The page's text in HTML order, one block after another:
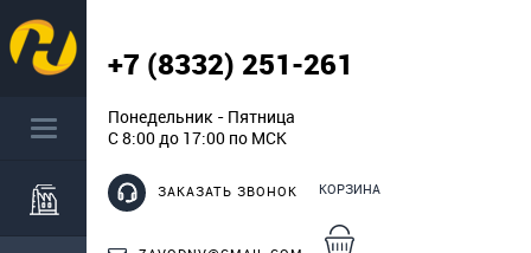
+7 (8332) 251-261
Понедельник - Пятница
С 8:00 до 17:00 по МСК
ЗАКАЗАТЬ ЗВОНОК КОРЗИНА